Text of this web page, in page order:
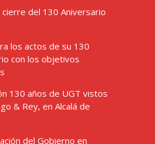
del 130 Aniversario
los actos de su 130
con los objetivos
130 años de UGT vistos
& Rey, en Alcalá de
del Gobierno en